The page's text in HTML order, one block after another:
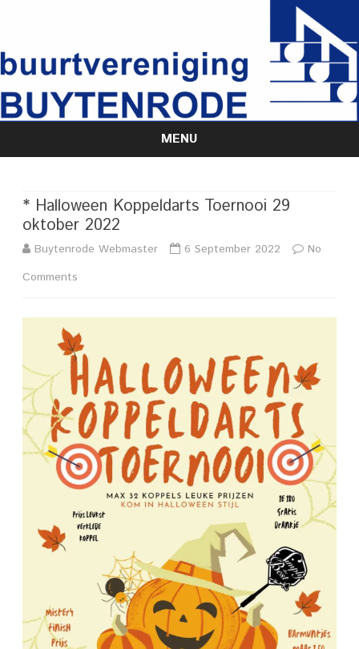
MENU
Skip
* Halloween Koppeldarts Toernooi 29
oktober 2022
Buytenrode Webmaster 6 September 2022
No
Comments
Halloween
Koppeldarts
Toernooi
29
oktober
2022